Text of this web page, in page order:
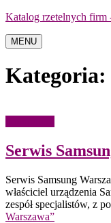
Katalog rzetelnych firm
MENU
Kategoria:
Serwis
Serwis Samsung
właściciel urządzenia
zespół specjalistów, z
Warszawa”